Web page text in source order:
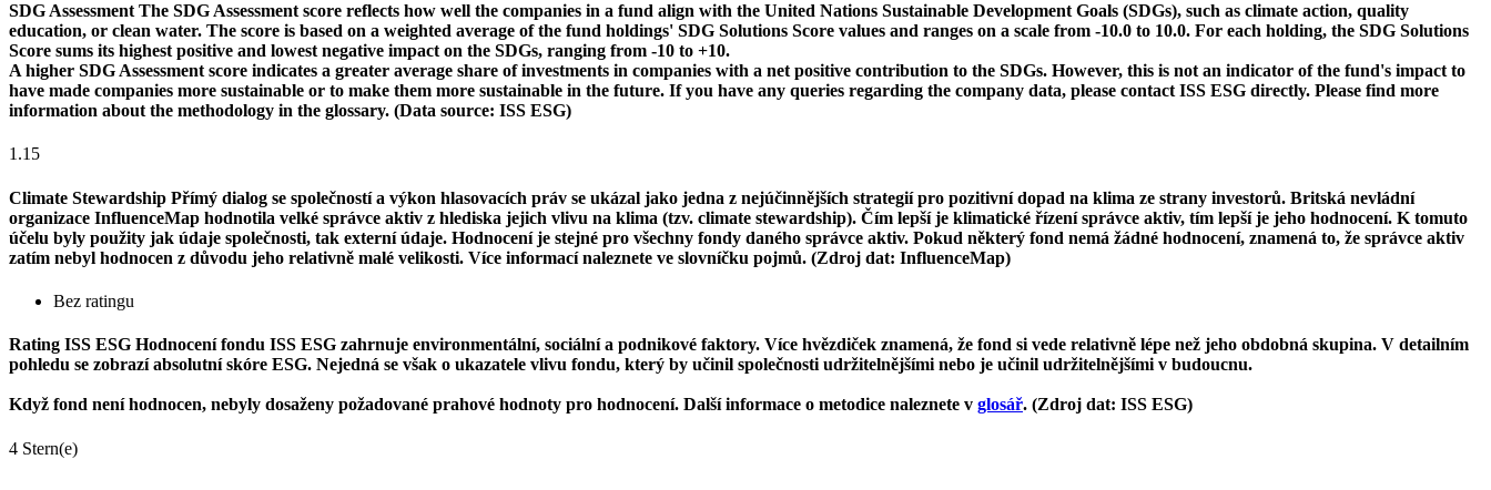
SDG Assessment The SDG Assessment score reflects how well the companies in a fund align with the United Nations Sustainable Development Goals (SDGs), such as climate action, quality
education, or clean water. The score is based on a weighted average of the fund holdings' SDG Solutions Score values and ranges on a scale from -10.0 to 10.0. For each holding, the SDG Solutions
Score sums its highest positive and lowest negative impact on the SDGs, ranging from -10 to +10.
A higher SDG Assessment score indicates a greater average share of investments in companies with a net positive contribution to the SDGs. However, this is not an indicator of the fund's impact to
have made companies more sustainable or to make them more sustainable in the future. If you have any queries regarding the company data, please contact ISS ESG directly. Please find more
information about the methodology in the glossary. (Data source: ISS ESG)
1.15
Climate Stewardship Přímý dialog se společností a výkon hlasovacích práv se ukázal jako jedna z nejúčinnějších strategií pro pozitivní dopad na klima ze strany investorů. Britská nevládní
organizace InfluenceMap hodnotila velké správce aktiv z hlediska jejich vlivu na klima (tzv. climate stewardship). Čím lepší je klimatické řízení správce aktiv, tím lepší je jeho hodnocení. K tomuto
účelu byly použity jak údaje společnosti, tak externí údaje. Hodnocení je stejné pro všechny fondy daného správce aktiv. Pokud některý fond nemá žádné hodnocení, znamená to, že správce aktiv
zatím nebyl hodnocen z důvodu jeho relativně malé velikosti. Více informací naleznete ve slovníčku pojmů. (Zdroj dat: InfluenceMap)
Bez ratingu
Rating ISS ESG Hodnocení fondu ISS ESG zahrnuje environmentální, sociální a podnikové faktory. Více hvězdiček znamená, že fond si vede relativně lépe než jeho obdobná skupina. V detailním
pohledu se zobrazí absolutní skóre ESG. Nejedná se však o ukazatele vlivu fondu, který by učinil společnosti udržitelnějšími nebo je učinil udržitelnějšími v budoucnu.
Když fond není hodnocen, nebyly dosaženy požadované prahové hodnoty pro hodnocení. Další informace o metodice naleznete v glosář. (Zdroj dat: ISS ESG)
4 Stern(e)